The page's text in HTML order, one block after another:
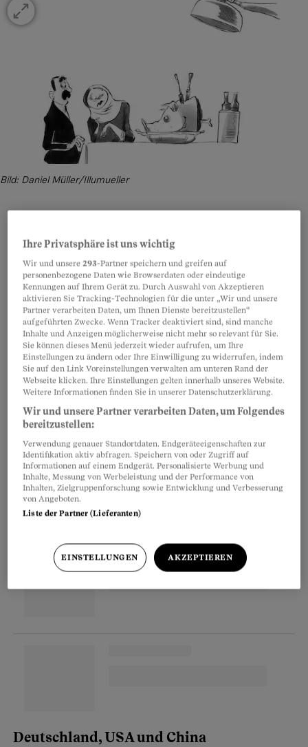
Bild: Daniel Müller/Illumueller
Teilen Anhören Merken Kommentare
Artikel teilen
Interkulturelle Kompetenz ist in einer sich
globalisierenden Arbeitswelt wichtiger denn je –
auch darüber schreibt «Der Schweizer Business-
Knigge», der soeben in der Beobachter-Edition
erschienen ist. Das Kapitel «Vom Umgang
mit ausländischen Kunden» zeigt
ausländischen Geschäftsleuten auf und geht
besonders darauf ein, was Sie als Schweizer
Gastgeber von Menschen aus anderen Kulturen
beachten müssen.
Deutschland, USA und China
Ihre Privatsphäre ist uns wichtig
Wir und unsere293-Partner speichern und greifen auf
personenbezogene Daten wie Browserdaten oder eindeutige
Kennungen auf Ihrem Gerät zu. Durch Auswahl von Akzeptieren
aktivieren Sie Tracking-Technologien für die unter „Wir und unsere
Partner verarbeiten Daten, um Ihnen Dienste bereitzustellen“
aufgeführten Zwecke. Wenn Tracker deaktiviert sind, sind manche
Inhalte und Anzeigen möglicherweise nicht mehr so relevant für Sie.
Sie können dieses Menü jederzeit wieder aufrufen, um Ihre
Einstellungen zu ändern oder Ihre Einwilligung zu widerrufen, indem
Sie auf den Link Voreinstellungen verwalten am unteren Rand der
Webseite klicken. Ihre Einstellungen gelten innerhalb unseres Website.
Weitere Informationen finden Sie in unserer Datenschutzerklärung.
Wir und unsere Partner verarbeiten Daten, um Folgendes
bereitzustellen:
Verwendung genauer Standortdaten. Endgeräteeigenschaften zur
Identifikation aktiv abfragen. Speichern von oder Zugriff auf
Informationen auf einem Endgerät. Personalisierte Werbung und
Inhalte, Messung von Werbeleistung und der Performance von
Inhalten, Zielgruppenforschung sowie Entwicklung und Verbesserung
von Angeboten.
Liste der Partner (Lieferanten)
EINSTELLUNGEN AKZEPTIEREN